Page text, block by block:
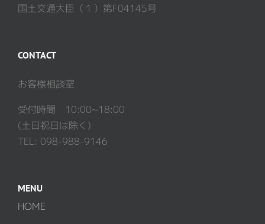
国土交通大臣（１）第F04145号
CONTACT
お客様相談室
受付時間 10:00~18:00
(土日祝日は除く)
TEL: 098-988-9146
MENU
HOME